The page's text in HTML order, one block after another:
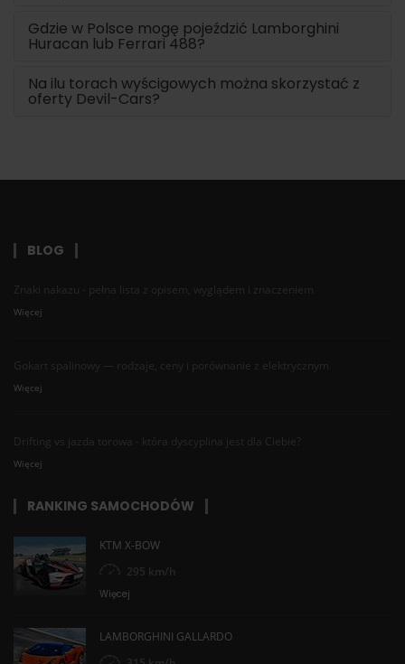
Gdzie w Polsce mogę pojeździć Lamborghini
Huracan lub Ferrari 488?
Na ilu torach wyścigowych można skorzystać z
oferty Devil-Cars?
BLOG
Znaki nakazu - pełna lista z opisem, wyglądem i znaczeniem
Więcej
Gokart spalinowy — rodzaje, ceny i porównanie z elektrycznym
Więcej
Drifting vs jazda torowa - która dyscyplina jest dla Ciebie?
Więcej
RANKING SAMOCHODÓW
KTM X-BOW
295 km/h
Więcej
LAMBORGHINI GALLARDO